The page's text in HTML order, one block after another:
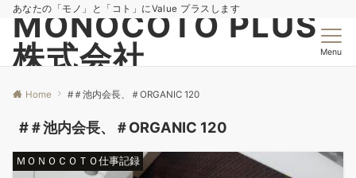
あなたの「モノ」と「コト」にValue プラスします
MONOCOTO PLUS
株式会社
Menu
Home #＃池内会長、＃ORGANIC 120
#＃池内会長、＃ORGANIC 120
ＭＯＮＯＣＯＴＯ仕事記録